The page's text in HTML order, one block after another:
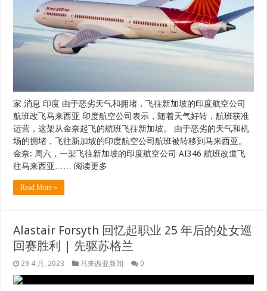
家 消息 印度 由于恶劣天气和拥堵，飞往新加坡的印度航空公司
航班改飞马来西亚 印度航空公司表示，随着天气好转，航班获准
运营，这架从金奈起飞的航班飞往新加坡。 由于恶劣的天气和机
场的拥堵，飞往新加坡的印度航空公司航班被转移到马来西亚。
金奈: 周六，一架飞往新加坡的印度航空公司 AI346 航班改道飞
往马来西亚…… 阅读更多
Read More »
Alastair Forsyth 回忆起职业 25 年后的处女巡
回赛胜利 | 先驱苏格兰
29 4 月, 2023 马来西亚新闻 0